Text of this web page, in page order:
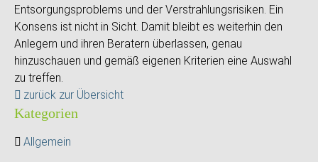
Entsorgungsproblems und der Verstrahlungsrisiken. Ein
Konsens ist nicht in Sicht. Damit bleibt es weiterhin den
Anlegern und ihren Beratern überlassen, genau
hinzuschauen und gemäß eigenen Kriterien eine Auswahl
zu treffen.
zurück zur Übersicht
Kategorien
Allgemein